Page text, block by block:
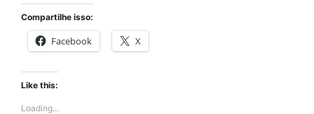
Compartilhe isso:
Facebook X
Like this:
Loading...